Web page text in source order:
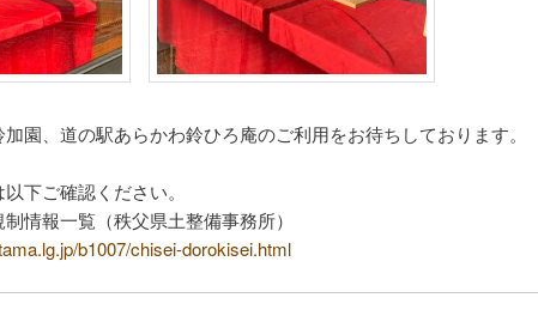
園、道の駅あらかわ鈴ひろ庵のご利用をお待ちしております。
下ご確認ください。
情報一覧（秩父県土整備事務所）
b1007/chisei-dorokisei.html